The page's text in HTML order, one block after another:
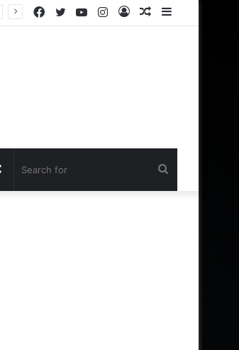
Sidebar
Random
Log
Instagram
YouTube
Twitter
Facebook
Random